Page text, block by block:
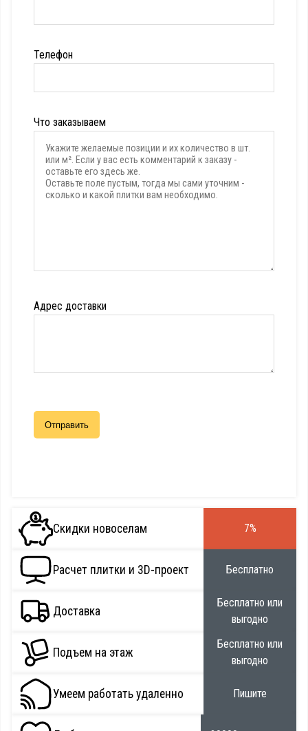
Телефон
Что заказываем
Адрес доставки
Скидки новоселам 7%
Расчет плитки и 3D-проект Бесплатно
Доставка
Бесплатно или
выгодно
Подъем на этаж
Бесплатно или
выгодно
Умеем работать удаленно Пишите